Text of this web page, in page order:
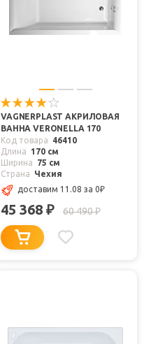
VAGNERPLAST АКРИЛОВАЯ
ВАННА VERONELLA 170
Код товара
46410
Длина
170 см
Ширина
75 см
Страна
Чехия
доставим 11.08 за 0₽
45 368 ₽ 60 490₽